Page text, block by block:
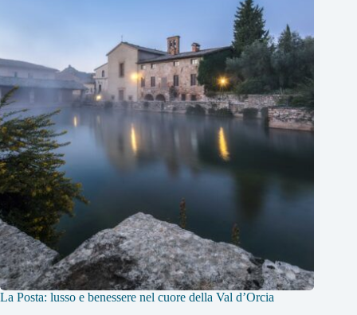
La Posta: lusso e benessere nel cuore della Val d’Orcia